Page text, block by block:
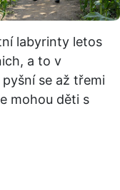
labyrinty letos
a to v
se až třemi
mohou děti s